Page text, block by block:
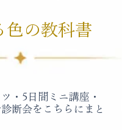
色の教科書
・5日間ミニ講座・
断会をこちらにまと